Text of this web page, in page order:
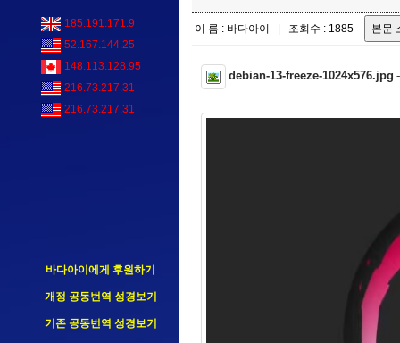
185.191.171.9
52.167.144.25
148.113.128.95
216.73.217.31
216.73.217.31
바다아이에게 후원하기
개정 공동번역 성경보기
기존 공동번역 성경보기
이 름 : 바다아이 | 조회수 : 1885
debian-13-freeze-1024x576.jpg